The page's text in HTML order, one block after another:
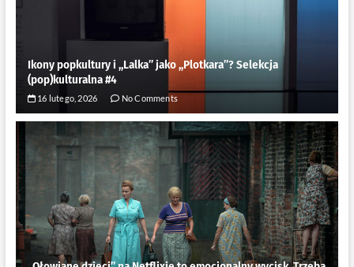
Ikony popkultury i ,,Lalka” jako ,,Plotkara”? Selekcja
(pop)kulturalna #4
16 lutego, 2026 No Comments